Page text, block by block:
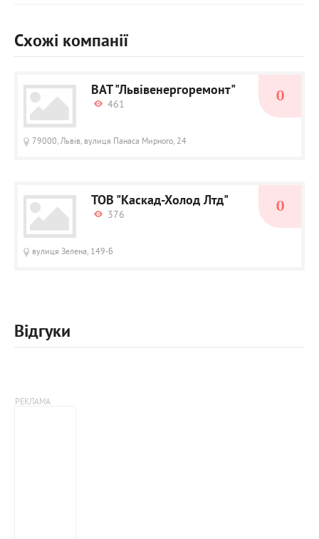
Схожі компанії
ВАТ "Львівенергоремонт"
461
79000, Львів, вулиця Панаса Мирного, 24
0
ТОВ "Каскад-Холод Лтд"
376
вулиця Зелена, 149-Б
0
Відгуки